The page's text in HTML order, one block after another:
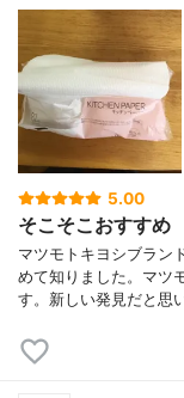
5.00
そこそこおすすめ
マツモトキヨシブラン
めて知りました。マツ
す。新しい発見だと思